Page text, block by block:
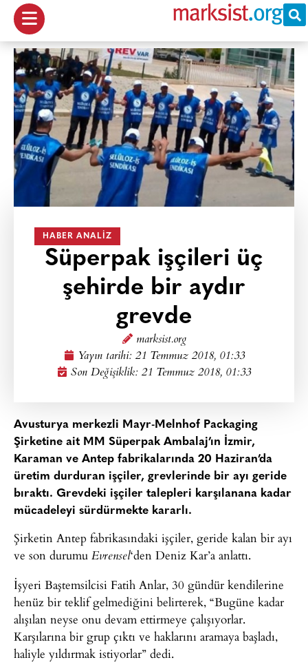
HABER ANALIZ
Süperpak işçileri üç
şehirde bir aydır
grevde
marksist.org
Yayın tarihi: 21 Temmuz 2018, 01:33
Son Değişiklik: 21 Temmuz 2018, 01:33
Avusturya merkezli Mayr-Melnhof Packaging
Şirketine ait MM Süperpak Ambalaj’ın İzmir,
Karaman ve Antep fabrikalarında 20 Haziran’da
üretim durduran işçiler, grevlerinde bir ayı geride
bıraktı. Grevdeki işçiler talepleri karşılanana kadar
mücadeleyi sürdürmekte kararlı.
Şirketin Antep fabrikasındaki işçiler, geride kalan bir ayı
ve son durumu Evrensel‘den Deniz Kar’a anlattı.
İşyeri Baştemsilcisi Fatih Anlar, 30 gündür kendilerine
henüz bir teklif gelmediğini belirterek, “Bugüne kadar
alışılan neyse onu devam ettirmeye çalışıyorlar.
Karşılarına bir grup çıktı ve haklarını aramaya başladı,
haliyle yıldırmak istiyorlar” dedi.